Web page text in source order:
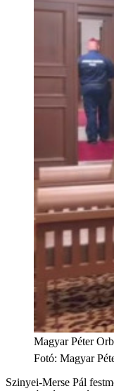
Magyar Péter
Fotó: Magyar
Szinyei-Merse Pál